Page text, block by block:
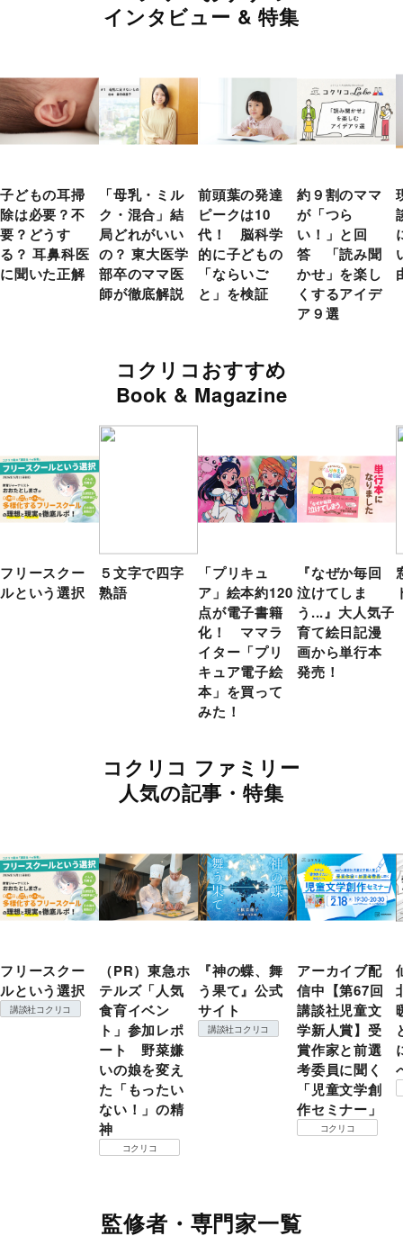
インタビュー & 特集
子どもの耳掃
除は必要？不
要？どうす
る？ 耳鼻科医
に聞いた正解
「母乳・ミル
ク・混合」結
局どれがいい
の？ 東大医学
部卒のママ医
師が徹底解説
前頭葉の発達
ピークは10
代！ 脳科学
的に子どもの
「ならいご
と」を検証
約９割のママ
が「つら
い！」と回
答 「読み聞
かせ」を楽し
くするアイデ
ア９選
コクリコおすすめ
Book & Magazine
フリースクー
ルという選択
５文字で四字
熟語
「プリキュ
ア」絵本約120
点が電子書籍
化！ ママラ
イター「プリ
キュア電子絵
本」を買って
みた！
『なぜか毎回
泣けてしま
う...』大人気子
育て絵日記漫
画から単行本
発売！
コクリコ ファミリー
人気の記事・特集
フリースクー
ルという選択
講談社コクリコ
（PR）東急ホ
テルズ「人気
食育イベン
ト」参加レポ
ート 野菜嫌
いの娘を変え
た「もったい
ない！」の精
神
コクリコ
『神の蝶、舞
う果て』公式
サイト
講談社コクリコ
アーカイブ配
信中【第67回
講談社児童文
学新人賞】受
賞作家と前選
考委員に聞く
「児童文学創
作セミナー」
コクリコ
監修者・専門家一覧